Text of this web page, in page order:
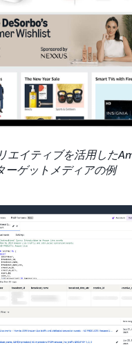
エイティブを活用した
ーゲットメディアの例